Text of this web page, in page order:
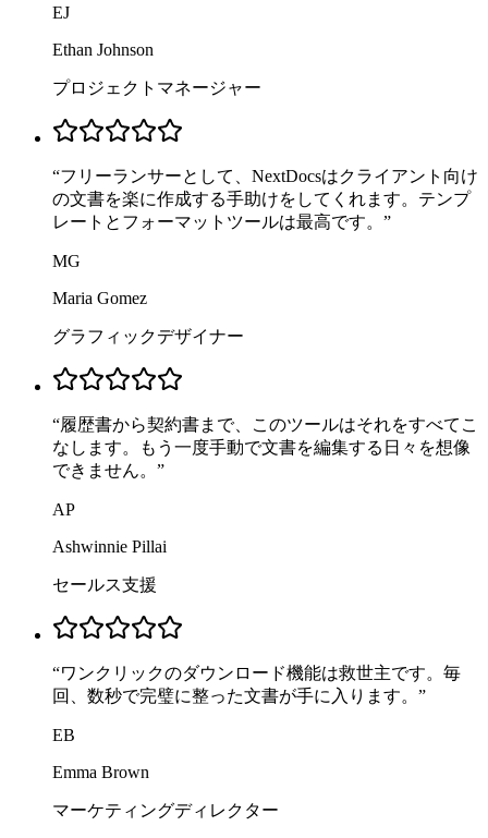
EJ
Ethan Johnson
プロジェクトマネージャー
“フリーランサーとして、NextDocsはクライアント向け
の文書を楽に作成する手助けをしてくれます。テンプ
レートとフォーマットツールは最高です。 ”
MG
Maria Gomez
グラフィックデザイナー
“履歴書から契約書まで、このツールはそれをすべてこ
なします。もう一度手動で文書を編集する日々を想像
できません。 ”
AP
Ashwinnie Pillai
セールス支援
“ワンクリックのダウンロード機能は救世主です。毎
回、数秒で完璧に整った文書が手に入ります。 ”
EB
Emma Brown
マーケティングディレクター